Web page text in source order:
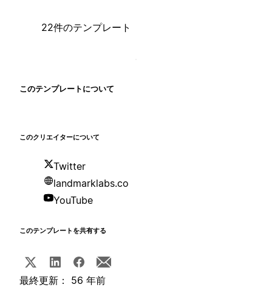
22件のテンプレート
このテンプレートについて
このクリエイターについて
Twitter
landmarklabs.co
YouTube
このテンプレートを共有する
最終更新： 56 年前